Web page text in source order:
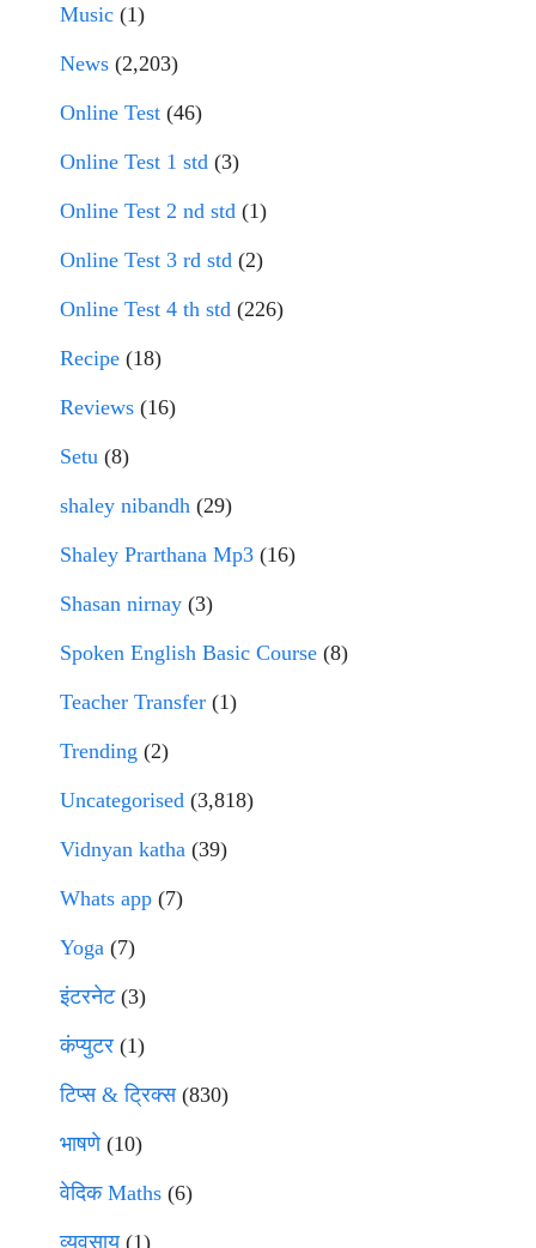
Music (1)
News (2,203)
Online Test (46)
Online Test 1 std (3)
Online Test 2 nd std (1)
Online Test 3 rd std (2)
Online Test 4 th std (226)
Recipe (18)
Reviews (16)
Setu (8)
shaley nibandh (29)
Shaley Prarthana Mp3 (16)
Shasan nirnay (3)
Spoken English Basic Course (8)
Teacher Transfer (1)
Trending (2)
Uncategorised (3,818)
Vidnyan katha (39)
Whats app (7)
Yoga (7)
इंटरनेट(3)
कंप्युटर (1)
टिप्स & ट्रिक्स(830)
भाषणे(10)
वेदिक Maths (6)
व्यवसाय(1)